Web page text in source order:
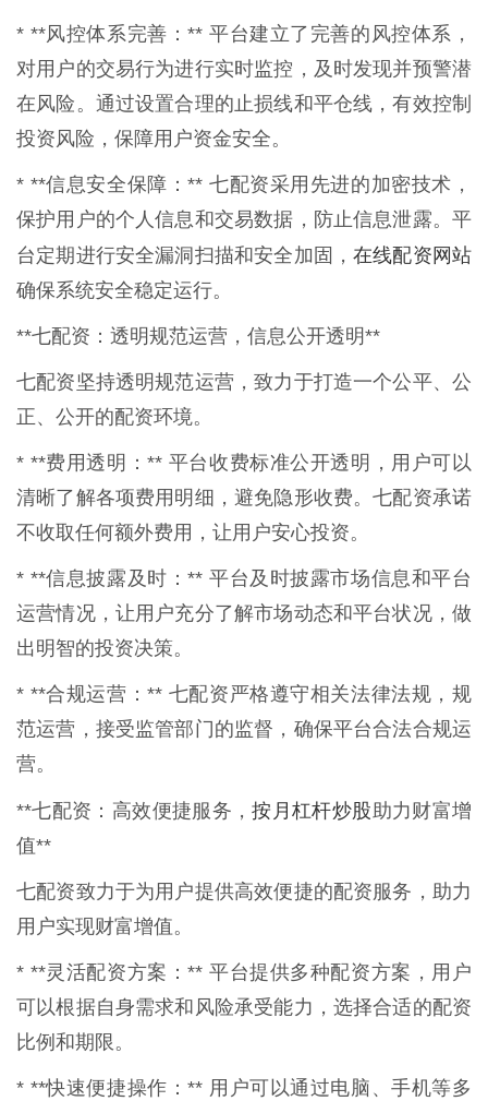
* **风控体系完善：** 平台建立了完善的风控体系，
对用户的交易行为进行实时监控，及时发现并预警潜
在风险。通过设置合理的止损线和平仓线，有效控制
投资风险，保障用户资金安全。
* **信息安全保障：** 七配资采用先进的加密技术，
保护用户的个人信息和交易数据，防止信息泄露。平
台定期进行安全漏洞扫描和安全加固，在线配资网站
确保系统安全稳定运行。
**七配资：透明规范运营，信息公开透明**
七配资坚持透明规范运营，致力于打造一个公平、公
正、公开的配资环境。
* **费用透明：** 平台收费标准公开透明，用户可以
清晰了解各项费用明细，避免隐形收费。七配资承诺
不收取任何额外费用，让用户安心投资。
* **信息披露及时：** 平台及时披露市场信息和平台
运营情况，让用户充分了解市场动态和平台状况，做
出明智的投资决策。
* **合规运营：** 七配资严格遵守相关法律法规，规
范运营，接受监管部门的监督，确保平台合法合规运
营。
**七配资：高效便捷服务，按月杠杆炒股 助力财富增
值**
七配资致力于为用户提供高效便捷的配资服务，助力
用户实现财富增值。
* **灵活配资方案：** 平台提供多种配资方案，用户
可以根据自身需求和风险承受能力，选择合适的配资
比例和期限。
* **快速便捷操作：** 用户可以通过电脑、手机等多